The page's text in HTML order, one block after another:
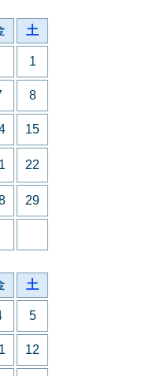
土
1
8
15
22
29
土
5
12